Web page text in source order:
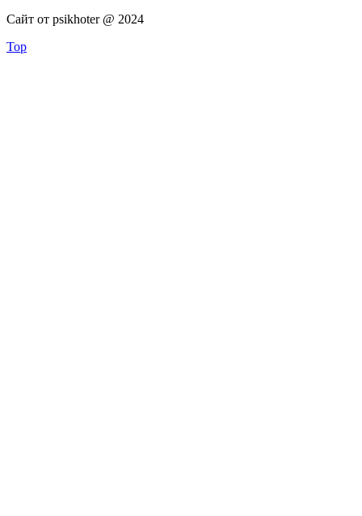
Сайт от psikhoter @ 2024
Top